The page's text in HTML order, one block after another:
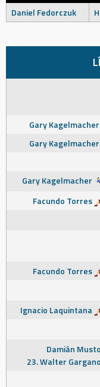
Daniel Fedorczuk
Gary Kagelmacher
Gary Kagelmacher
Gary Kagelmacher
Facundo Torres
Facundo Torres
Ignacio Laquintana
Damián Musto
23. Walter Gargano